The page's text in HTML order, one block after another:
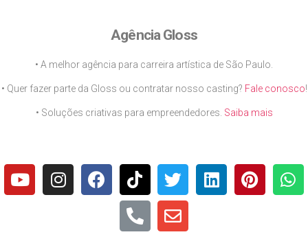
Agência Gloss
• A melhor agência para carreira artística de São Paulo.
• Quer fazer parte da Gloss ou contratar nosso casting? Fale conosco!
• Soluções criativas para empreendedores. Saiba mais